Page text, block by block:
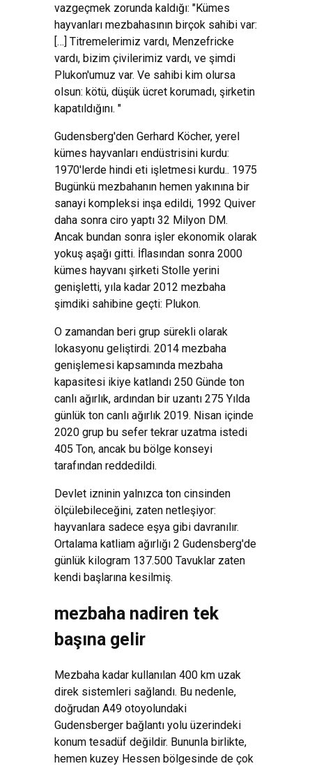
vazgeçmek zorunda kaldığı: "Kümes
hayvanları mezbahasının birçok sahibi var:
[…] Titremelerimiz vardı, Menzefricke
vardı, bizim çivilerimiz vardı, ve şimdi
Plukon'umuz var. Ve sahibi kim olursa
olsun: kötü, düşük ücret korumadı, şirketin
kapatıldığını. "
Gudensberg'den Gerhard Köcher, yerel
kümes hayvanları endüstrisini kurdu:
1970'lerde hindi eti işletmesi kurdu.. 1975
Bugünkü mezbahanın hemen yakınına bir
sanayi kompleksi inşa edildi, 1992 Quiver
daha sonra ciro yaptı 32 Milyon DM.
Ancak bundan sonra işler ekonomik olarak
yokuş aşağı gitti. İflasından sonra 2000
kümes hayvanı şirketi Stolle yerini
genişletti, yıla kadar 2012 mezbaha
şimdiki sahibine geçti: Plukon.
O zamandan beri grup sürekli olarak
lokasyonu geliştirdi. 2014 mezbaha
genişlemesi kapsamında mezbaha
kapasitesi ikiye katlandı 250 Günde ton
canlı ağırlık, ardından bir uzantı 275 Yılda
günlük ton canlı ağırlık 2019. Nisan içinde
2020 grup bu sefer tekrar uzatma istedi
405 Ton, ancak bu bölge konseyi
tarafından reddedildi.
Devlet izninin yalnızca ton cinsinden
ölçülebileceğini, zaten netleşiyor:
hayvanlara sadece eşya gibi davranılır.
Ortalama katliam ağırlığı 2 Gudensberg'de
günlük kilogram 137.500 Tavuklar zaten
kendi başlarına kesilmiş.
mezbaha nadiren tek
başına gelir
Mezbaha kadar kullanılan 400 km uzak
direk sistemleri sağlandı. Bu nedenle,
doğrudan A49 otoyolundaki
Gudensberger bağlantı yolu üzerindeki
konum tesadüf değildir. Bununla birlikte,
hemen kuzey Hessen bölgesinde de çok